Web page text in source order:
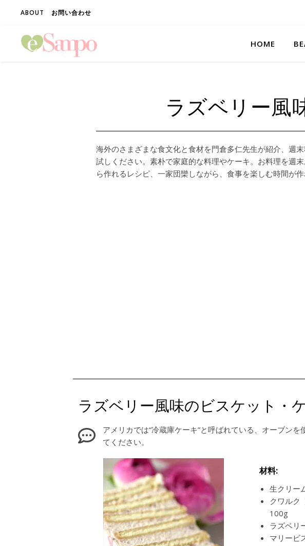
ABOUT お問い合わせ
HOME
ラズベリー風
海外のさまざまな食文化と食材を門倉多仁先生が紹介、週
試しください。素朴で家庭的な料理やケーキ。お料理を週
ら作れるレシピ、一家団欒しながら、食事を楽しむ時間が作
ラズベリー風味のビスケット・
アメリカでは“冷蔵庫ケーキ”と呼ばれている、オーブン
てください。
材料:
生クリー
クワルク
100g
ラズベリ
マリービ